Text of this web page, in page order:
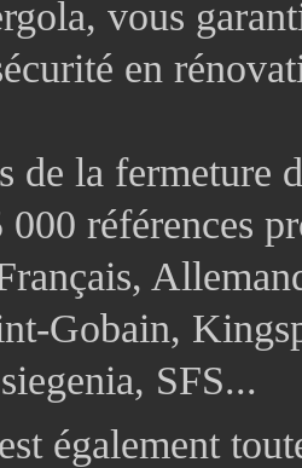
vous
en
de la fermeture
000 références
Gobain,
SFS...
également